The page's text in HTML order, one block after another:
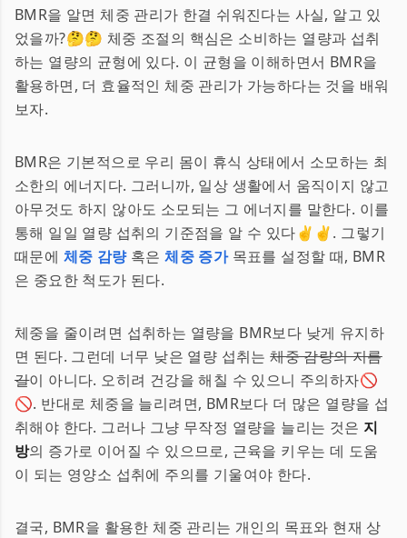
BMR을 알면 체중 관리가 한결 쉬워진다는 사실, 알고 있
었을까?🤔🤔 체중 조절의 핵심은 소비하는 열량과 섭취
하는 열량의 균형에 있다. 이 균형을 이해하면서 BMR을
활용하면, 더 효율적인 체중 관리가 가능하다는 것을 배워
보자.
BMR은 기본적으로 우리 몸이 휴식 상태에서 소모하는 최
소한의 에너지다. 그러니까, 일상 생활에서 움직이지 않고
아무것도 하지 않아도 소모되는 그 에너지를 말한다. 이를
통해 일일 열량 섭취의 기준점을 알 수 있다✌✌. 그렇기
때문에 체중 감량혹은체중 증가목표를 설정할 때, BMR
은 중요한 척도가 된다.
체중을 줄이려면 섭취하는 열량을 BMR보다 낮게 유지하
면 된다. 그런데 너무 낮은 열량 섭취는체중 감량의 지름
길이 아니다. 오히려 건강을 해칠 수 있으니 주의하자🚫
🚫. 반대로 체중을 늘리려면, BMR보다 더 많은 열량을 섭
취해야 한다. 그러나 그냥 무작정 열량을 늘리는 것은 지
방의 증가로 이어질 수 있으므로, 근육을 키우는 데 도움
이 되는 영양소 섭취에 주의를 기울여야 한다.
결국, BMR을 활용한 체중 관리는 개인의 목표와 현재 상